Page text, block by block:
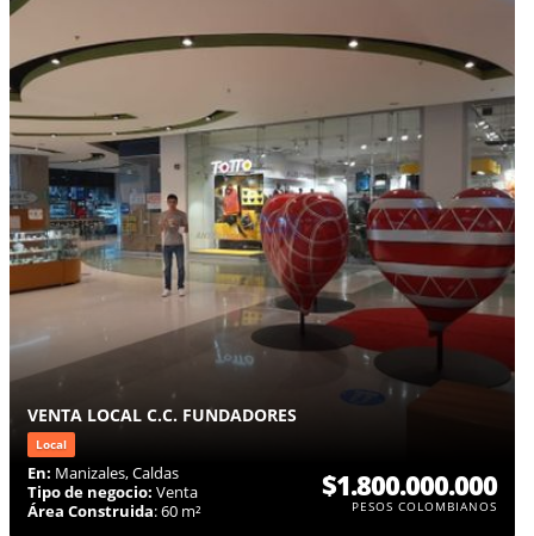
VENTA LOCAL C.C. FUNDADORES
Local
En: Manizales, Caldas
Tipo de negocio: Venta
Área Construida: 60 m²
$1.800.000.000
PESOS COLOMBIANOS